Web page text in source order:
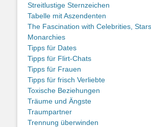
Streitlustige Sternzeichen
Tabelle mit Aszendenten
The Fascination with Celebrities,
Monarchies
Tipps für Dates
Tipps für Flirt-Chats
Tipps für Frauen
Tipps für frisch Verliebte
Toxische Beziehungen
Träume und Ängste
Traumpartner
Trennung überwinden